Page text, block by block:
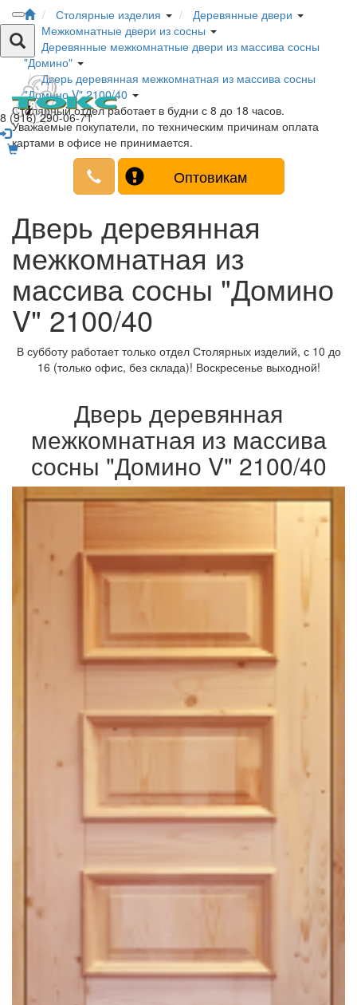
8 (916) 290-06-71
Столярные изделия
Деревянные двери
Межкомнатные двери из сосны
Деревянные межкомнатные двери из массива сосны
"Домино"
Дверь деревянная межкомнатная из массива сосны
"Домино V" 2100/40
Столярный отдел работает в будни с 8 до 18 часов.
Уважаемые покупатели, по техническим причинам оплата
картами в офисе не принимается.
Оптовикам
Дверь деревянная
межкомнатная из
массива сосны "Домино
V" 2100/40
В субботу работает только отдел Столярных изделий, с 10 до
16 (только офис, без склада)! Воскресенье выходной!
Дверь деревянная
межкомнатная из массива
сосны "Домино V" 2100/40